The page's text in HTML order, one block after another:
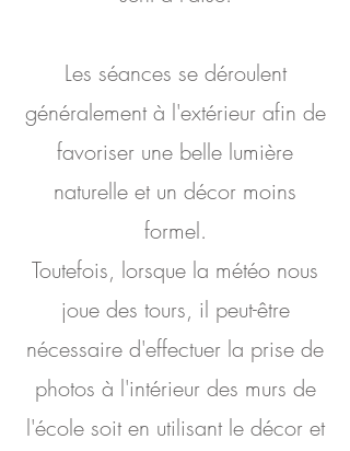
Les séances se déroulent
généralement à l'extérieur afin de
favoriser une belle lumière
naturelle et un décor moins
formel.
Toutefois, lorsque la météo nous
joue des tours, il peut-être
nécessaire d'effectuer la prise de
photos à l'intérieur des murs de
l'école soit en utilisant le décor et